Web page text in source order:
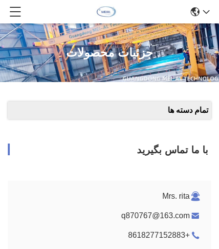
جزئیات محصولات
تمام دسته ها
با ما تماس بگیرید
Mrs. rita
q870767@163.com
+8618277152883